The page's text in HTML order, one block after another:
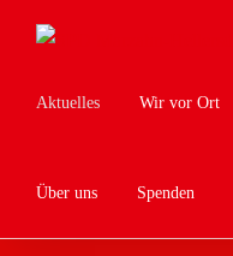
Inhalt
Aktuelles Wir vor Ort
Über uns Spenden